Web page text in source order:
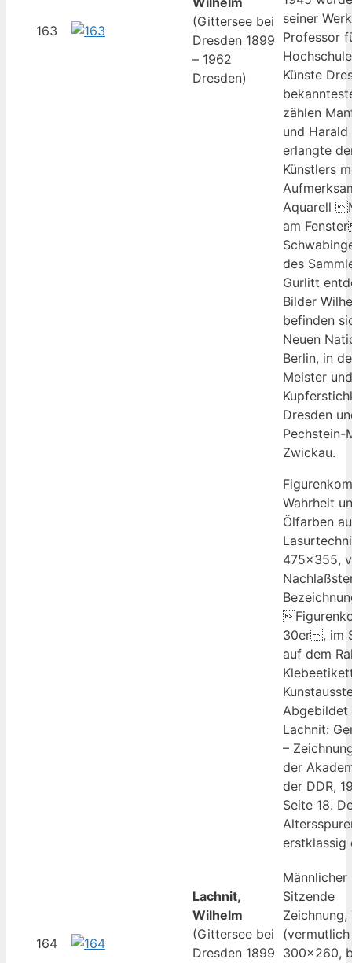
163
(Gittersee bei
Dresden 1899
– 1962
Dresden)
seiner
Professor
Künste
zählen
und
erlangte
Künstlers
Aquarell
am
des
Gurlitt
Bilder
befinden
Neuen
Berlin, in
Meister
Dresden
Pechstein-
Zwickau.
Wahrheit
Ölfarben
475×355,
30er, im
auf dem
Abgebildet
Lachnit:
–
der
der DDR,
Seite 18.
erstklassig
164
Lachnit,
Wilhelm
(Gittersee bei
Dresden 1899
Sitzende
Zeichnung,
300×260,